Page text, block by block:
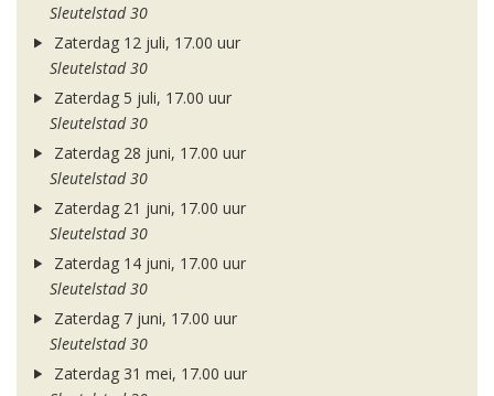
Sleutelstad 30
Zaterdag 12 juli, 17.00 uur
Sleutelstad 30
Zaterdag 5 juli, 17.00 uur
Sleutelstad 30
Zaterdag 28 juni, 17.00 uur
Sleutelstad 30
Zaterdag 21 juni, 17.00 uur
Sleutelstad 30
Zaterdag 14 juni, 17.00 uur
Sleutelstad 30
Zaterdag 7 juni, 17.00 uur
Sleutelstad 30
Zaterdag 31 mei, 17.00 uur